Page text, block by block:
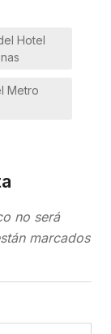
Hotel
Metro
no será
marcados